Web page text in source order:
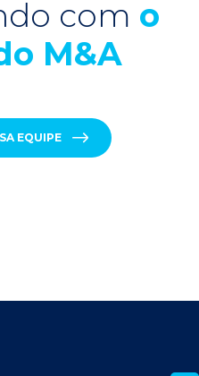
com o
M&A
EQUIPE